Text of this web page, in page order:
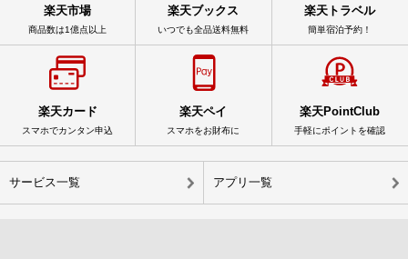
楽天市場
商品数は1億点以上
楽天ブックス
いつでも全品送料無料
楽天トラベル
簡単宿泊予約！
楽天カード
スマホでカンタン申込
楽天ペイ
スマホをお財布に
楽天PointClub
手軽にポイントを確認
サービス一覧 アプリ一覧